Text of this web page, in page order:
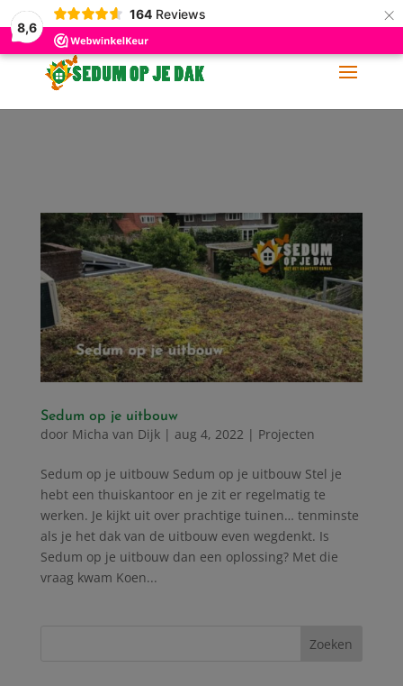
8,6
164 Reviews ×
06-11 88 62 60 info@sedumopjedak.nl
Sedum op je uitbouw
door Micha van Dijk| aug 4, 2022 | Projecten
Sedum op je uitbouw Sedum op je uitbouw Stel je
hebt een thuiskantoor en je zit er regelmatig te
werken. Je kijkt uit over prachtige tuinen… tenminste
als je het dak van de uitbouw even wegdenkt. Is
Sedum op je uitbouw dan een oplossing? Met die
vraag kwam Koen...